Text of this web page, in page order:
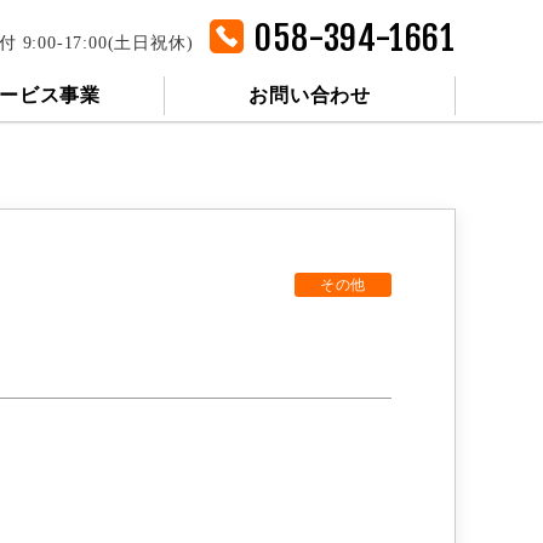
9:00-17:00(土日祝休) 058-394-1661
ビス事業 お問い合わせ
その他